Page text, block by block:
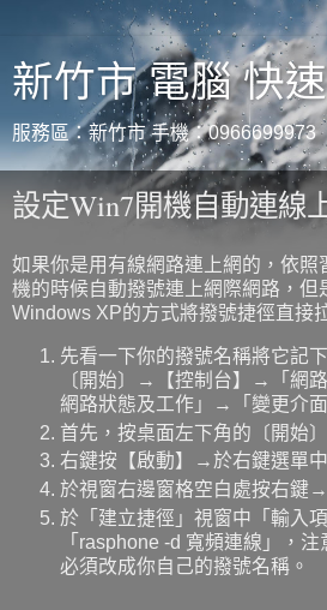
新竹市 電腦 快
服務區：新竹市 手機：0966699973
設定Win7開機自動連線
如果你是用有線網路連上網的，依照
機的時候自動撥號連上網際網路，但
Windows XP的方式將撥號捷徑直接
先看一下你的撥號名稱將它記
〔開始〕→【控制台】→「網
網路狀態及工作」→「變更介面
首先，按桌面左下角的〔開始
右鍵按【啟動】→於右鍵選單
於視窗右邊窗格空白處按右鍵
於「建立捷徑」視窗中「輸入
「rasphone -d 寬頻連線」，注
必須改成你自己的撥號名稱。